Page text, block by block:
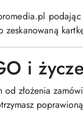
i
złożenia